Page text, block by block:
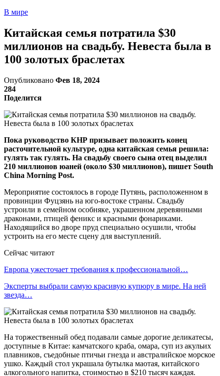
В мире
Китайская семья потратила $30
миллионов на свадьбу. Невеста была в
100 золотых браслетах
Опубликовано Фев 18, 2024
284
Поделится
Пока руководство КНР призывает положить конец
расточительной культуре, одна китайская семья решила:
гулять так гулять. На свадьбу своего сына отец выделил
210 миллионов юаней (около $30 миллионов), пишет South
China Morning Post.
Мероприятие состоялось в городе Путянь, расположенном в
провинции Фуцзянь на юго-востоке страны. Свадьбу
устроили в семейном особняке, украшенном деревянными
драконами, птицей феникс и красными фонариками.
Находящийся во дворе пруд специально осушили, чтобы
устроить на его месте сцену для выступлений.
Сейчас читают
Европа ужесточает требования к профессиональной…
Эксперты выбрали самую красивую купюру в мире. На ней
звезда…
На торжественный обед подавали самые дорогие деликатесы,
доступные в Китае: камчатского краба, омара, суп из акульих
плавников, съедобные птичьи гнезда и австралийское морское
ушко. Каждый стол украшала бутылка маотая, китайского
алкогольного напитка, стоимостью в $210 тысяч каждая.